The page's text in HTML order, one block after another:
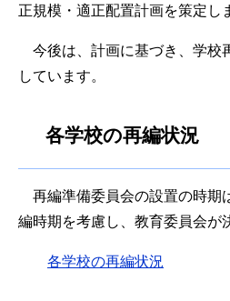
正規模・適正配置計画を策定し
今後は、計画に基づき、学校
しています。
各学校の再編状況
再編準備委員会の設置の時期
編時期を考慮し、教育委員会が
各学校の再編状況